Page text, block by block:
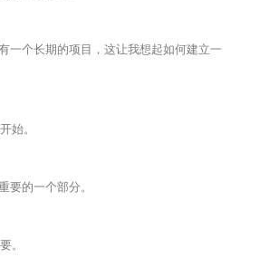
一个长期的项目，这让我想起如何建立一
始。
要的一个部分。
。